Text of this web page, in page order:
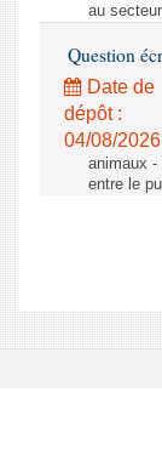
au
Question
Date de
dépôt :
04/08/2026
animaux -
entre le